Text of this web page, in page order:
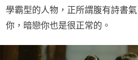
學霸型的人物，正所謂腹有詩書
你，暗戀你也是很正常的。